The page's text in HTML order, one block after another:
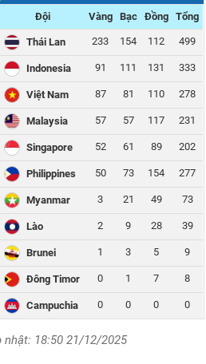
Đội Vàng Bạc Đồng Tổng
Thái Lan 233 154 112 499
Indonesia 91 111 131 333
Việt Nam 87 81 110 278
Malaysia 57 57 117 231
Singapore 52 61 89 202
Philippines 50 73 154 277
Myanmar 3 21 49 73
Lào 2 9 28 39
Brunei 1 3 5 9
Đông Timor 0 1 7 8
Campuchia 0 0 0 0
nhật: 18:50 21/12/2025